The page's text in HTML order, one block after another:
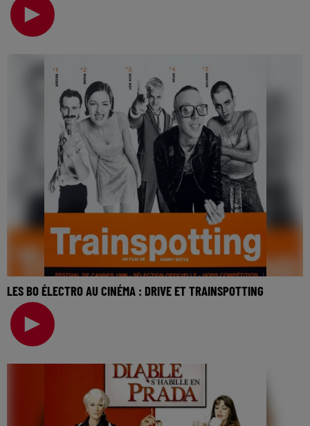
cinéma… Puisqu’on parle de cinéma cette semaine
LES BO ÉLECTRO AU CINÉMA : DRIVE ET TRAINSPOTTING
La music story du jour c’est celle des BO électro au
cinéma… Il y a des films qui marquent, par leur